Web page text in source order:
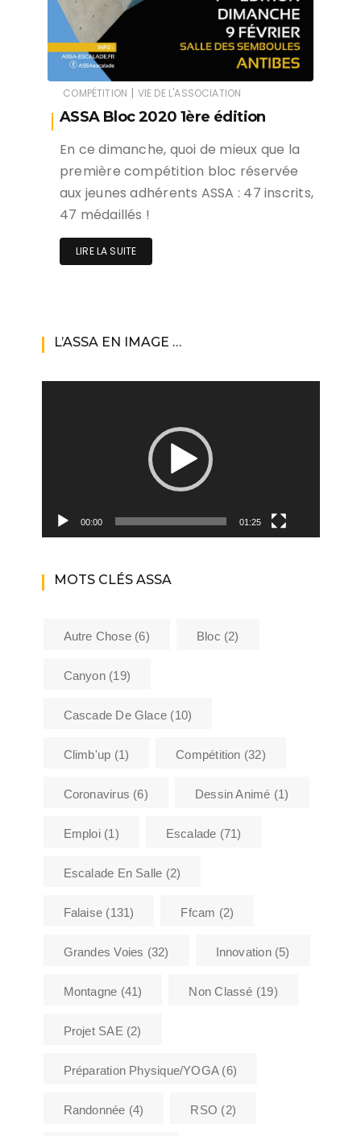
COMPÉTITION | VIE DE L'ASSOCIATION
ASSA Bloc 2020 1ère édition
En ce dimanche, quoi de mieux que la
première compétition bloc réservée
aux jeunes adhérents ASSA : 47 inscrits,
47 médaillés !
LIRE LA SUITE
L’ASSA EN IMAGE …
00:00 01:25
MOTS CLÉS ASSA
Autre Chose(6) Bloc (2)
Canyon(19)
Cascade De Glace (10)
Climb'up (1) Compétition (32)
Coronavirus (6) Dessin Animé (1)
Emploi(1) Escalade (71)
Escalade En Salle (2)
Falaise (131) Ffcam (2)
Grandes Voies (32) Innovation(5)
Montagne (41) Non Classé (19)
Projet SAE(2)
Préparation Physique/YOGA(6)
Randonnée (4) RSO (2)